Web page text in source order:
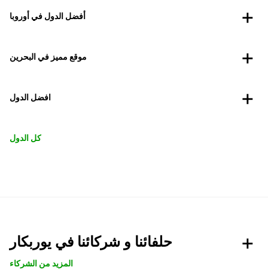
أفضل الدول في أوروبا
موقع مميز في البحرين
افضل الدول
كل الدول
حلفائنا و شركائنا في يوربكار
المزيد من الشركاء